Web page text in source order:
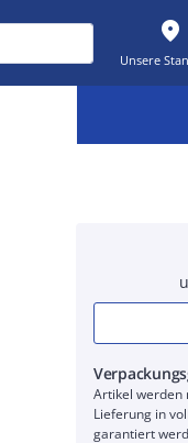
place
Unsere
Artikel werden
Lieferung in
garantiert